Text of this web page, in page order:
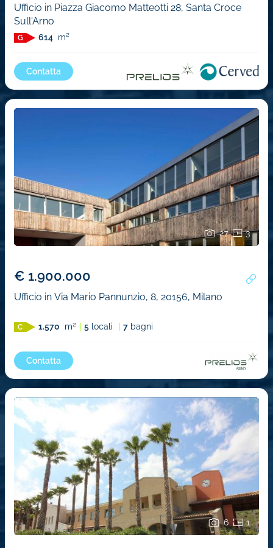
Ufficio in Piazza Giacomo Matteotti 28, Santa Croce
Sull'Arno
G 614 m2
Contatta
27 3
€ 1.900.000
Ufficio in Via Mario Pannunzio, 8, 20156, Milano
C 1.570 m2 5 locali 7 bagni
Contatta
6 1